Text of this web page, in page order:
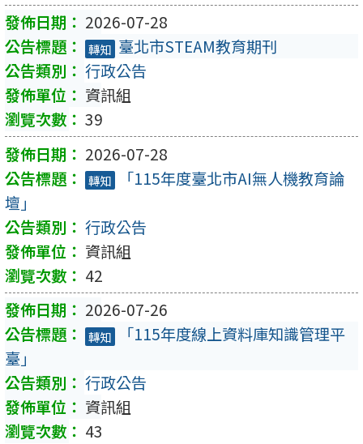
2026-07-28
轉知 臺北市STEAM教育期刊
行政公告
資訊組
39
2026-07-28
轉知
「115年度臺北市AI無人機教育論
壇」
行政公告
資訊組
42
2026-07-26
轉知
「115年度線上資料庫知識管理平
臺」
行政公告
資訊組
43